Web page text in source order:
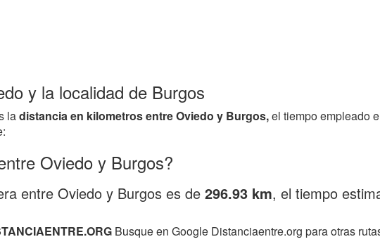
y la localidad de Burgos
ladistancia en kilometros entre Oviedo y Burgos,el tiempo empleado
Oviedo y Burgos?
entre Oviedo y Burgos es de 296.93 km, el tiempo
Busque en Google Distanciaentre.org para otras